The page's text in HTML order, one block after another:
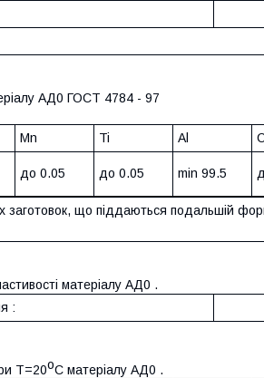
АД0 ГОСТ 4784 - 97
Mn Ti Al
до 0.05 до 0.05 min 99.5
заготовок, що піддаються подальшій
матеріалу АД0 .
:
Т=20oС матеріалу АД0 .